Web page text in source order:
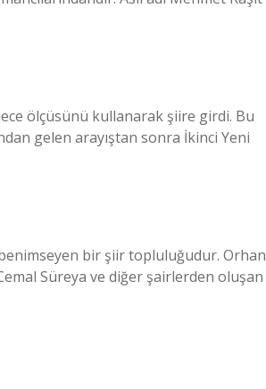
ölçüsünü kullanarak şiire girdi. Bu
gelen arayıştan sonra İkinci Yeni
benimseyen bir şiir topluluğudur. Orhan
Süreya ve diğer şairlerden oluşan